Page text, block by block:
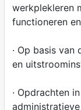
werkplekleren
functioneren
· Op basis
en
· Opdrachten